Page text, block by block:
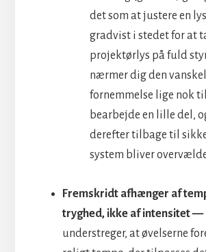
det som at justere en
gradvist i stedet for at
projektørlys på fuld
nærmer dig den
fornemmelse lige nok
bearbejde en lille del,
derefter tilbage til
system bliver
Fremskridt afhænger af
tryghed, ikke af intensitet —
understreger, at øvelserne